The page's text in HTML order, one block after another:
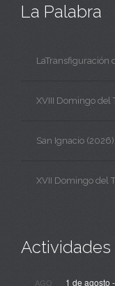
La Palabra
LaTransfiguración
XVIII Domingo del
San Ignacio (2026)
XVII Domingo del
Actividades
AGO 1 de agosto -